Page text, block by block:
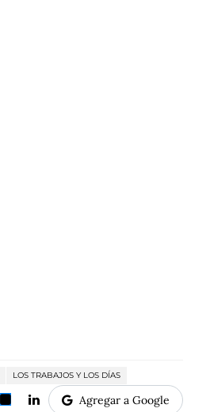
LOS TRABAJOS Y LOS DÍAS
Agregar a Google